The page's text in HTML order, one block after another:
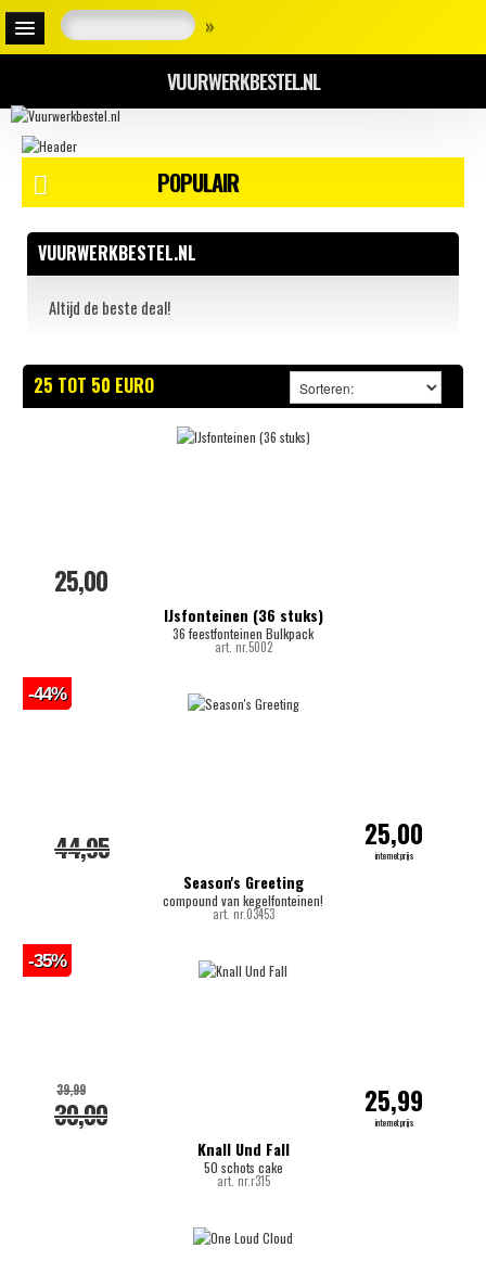
»
VUURWERKBESTEL.NL
POPULAIR
VUURWERKBESTEL.NL
Altijd de beste deal!
25 TOT 50 EURO
IJsfonteinen (36 stuks)
36 feestfonteinen Bulkpack
art. nr.5002
25,00
Season's Greeting
compound van kegelfonteinen!
art. nr.03453
44,95 25,00
internetprijs
-44%
Knall Und Fall
50 schots cake
art. nr.r315
30,00
39,99 25,99
internetprijs
-35%